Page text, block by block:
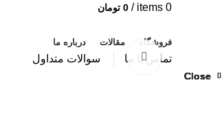
0
items
/
0 تومان
فروشگاه مقالات درباره ما
تماس با ما سوالات متداول
بزرگنمایی تصویر
Close
Close
Close
Close
Close
Close
Close
Close